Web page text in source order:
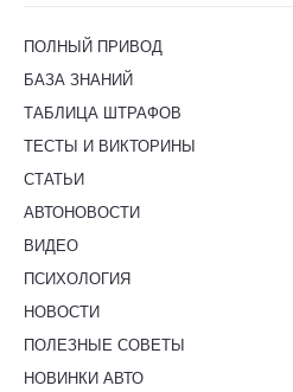
ПОЛНЫЙ ПРИВОД
БАЗА ЗНАНИЙ
ТАБЛИЦА ШТРАФОВ
ТЕСТЫ И ВИКТОРИНЫ
СТАТЬИ
АВТОНОВОСТИ
ВИДЕО
ПСИХОЛОГИЯ
НОВОСТИ
ПОЛЕЗНЫЕ СОВЕТЫ
НОВИНКИ АВТО